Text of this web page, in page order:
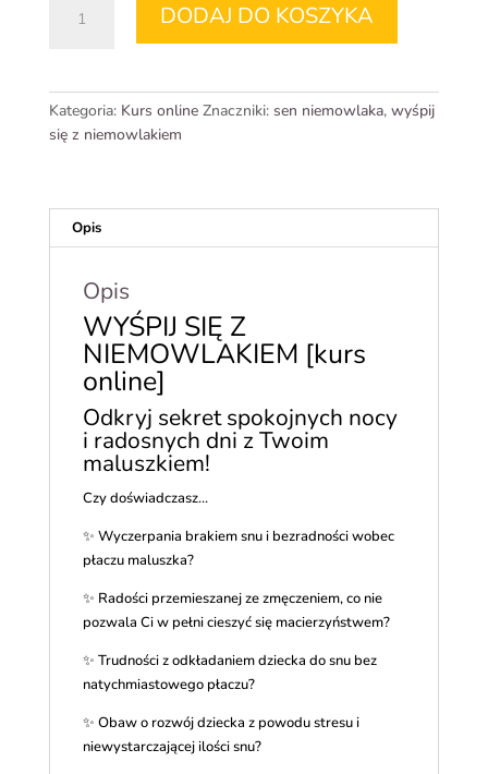
WYŚPIJ
NIEMOWLAKIEM
[kurs
online]
DODAJ DO KOSZYKA
Kategoria: Kurs online Znaczniki: sen niemowlaka, wyśpij
się z niemowlakiem
Opis
Opis
WYŚPIJ SIĘ Z
NIEMOWLAKIEM [kurs
online]
Odkryj sekret spokojnych nocy
i radosnych dni z Twoim
maluszkiem!
Czy doświadczasz…
✨ Wyczerpania brakiem snu i bezradności wobec
płaczu maluszka?
✨ Radości przemieszanej ze zmęczeniem, co nie
pozwala Ci w pełni cieszyć się macierzyństwem?
✨ Trudności z odkładaniem dziecka do snu bez
natychmiastowego płaczu?
✨ Obaw o rozwój dziecka z powodu stresu i
niewystarczającej ilości snu?